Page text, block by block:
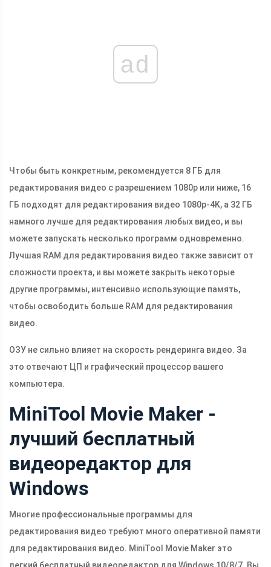
ad
Чтобы быть конкретным, рекомендуется 8 ГБ для
редактирования видео с разрешением 1080p или ниже, 16
ГБ подходят для редактирования видео 1080p-4K, а 32 ГБ
намного лучше для редактирования любых видео, и вы
можете запускать несколько программ одновременно.
Лучшая RAM для редактирования видео также зависит от
сложности проекта, и вы можете закрыть некоторые
другие программы, интенсивно использующие память,
чтобы освободить больше RAM для редактирования
видео.
ОЗУ не сильно влияет на скорость рендеринга видео. За
это отвечают ЦП и графический процессор вашего
компьютера.
MiniTool Movie Maker -
лучший бесплатный
видеоредактор для
Windows
Многие профессиональные программы для
редактирования видео требуют много оперативной памяти
для редактирования видео. MiniTool Movie Maker это